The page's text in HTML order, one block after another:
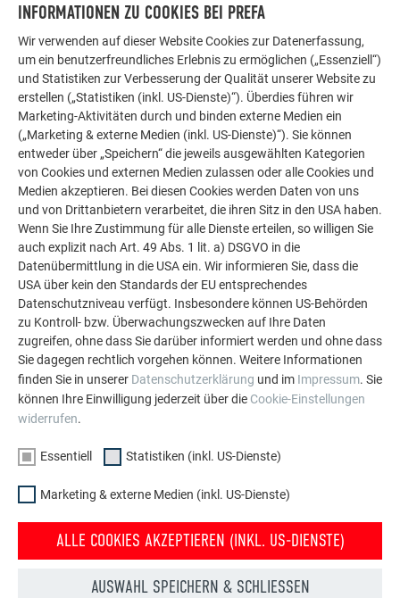
eingeführt - sie erscheint optisch matt und ist dennoch UV-,
Garantie auf Material und Farbe geben - durch die
Kombination des extrem wiederstandsfähigen Werkstoffs
Aluminium und der Oberfläche P.10.
Seit der Einführung der neuen Farbqualität in drei Farben
konnten wir das P.10 Farbsortiment bereits auf 13 Farben
ausweiten:
braun
anthrazit
schwarz (neu seit 2017)
ziegelrot
oxydrot
moosgrün
hellgrau
zinkgrau
prefaweiß
rostbraun
steingrau
Produktübersicht
.Ab sofort bietet PREFA eine weitere Farbe in P.10 Qualität:
INFORMATIONEN ZU COOKIES BEI PREFA
Wir verwenden auf dieser Website Cookies zur Datenerfassung,
um ein benutzerfreundliches Erlebnis zu ermöglichen („Essenziell“)
und Statistiken zur Verbesserung der Qualität unserer Website zu
erstellen („Statistiken (inkl. US-Dienste)“). Überdies führen wir
Marketing-Aktivitäten durch und binden externe Medien ein
(„Marketing & externe Medien (inkl. US-Dienste)“). Sie können
entweder über „Speichern“ die jeweils ausgewählten Kategorien
von Cookies und externen Medien zulassen oder alle Cookies und
Medien akzeptieren. Bei diesen Cookies werden Daten von uns
und von Drittanbietern verarbeitet, die ihren Sitz in den USA haben.
Wenn Sie Ihre Zustimmung für alle Dienste erteilen, so willigen Sie
auch explizit nach Art. 49 Abs. 1 lit. a) DSGVO in die
Datenübermittlung in die USA ein. Wir informieren Sie, dass die
USA über kein den Standards der EU entsprechendes
Datenschutzniveau verfügt. Insbesondere können US-Behörden
zu Kontroll- bzw. Überwachungszwecken auf Ihre Daten
zugreifen, ohne dass Sie darüber informiert werden und ohne dass
Sie dagegen rechtlich vorgehen können. Weitere Informationen
finden Sie in unserer Datenschutzerklärung und im Impressum. Sie
können Ihre Einwilligung jederzeit über die Cookie-Einstellungen
widerrufen.
Essentiell Statistiken (inkl. US-Dienste)
Marketing & externe Medien (inkl. US-Dienste)
ALLE COOKIES AKZEPTIEREN (INKL. US-DIENSTE)
AUSWAHL SPEICHERN & SCHLIESSEN